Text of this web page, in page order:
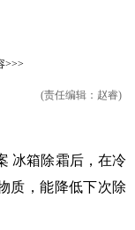
>>>
(责任编辑：赵睿)
冰箱除霜后，在冷
质，能降低下次除